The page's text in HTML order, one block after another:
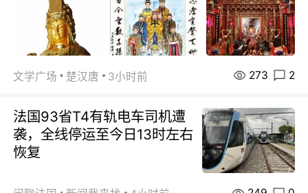
文学广场 楚汉唐 3小时前 273 2
法国93省T4有轨电车司机遭
袭，全线停运至今日13时左右
恢复